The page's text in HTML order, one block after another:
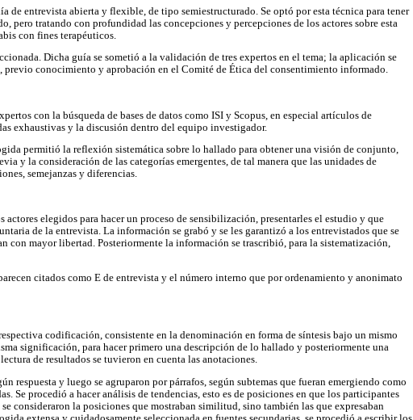
de entrevista abierta y flexible, de tipo semiestructurado. Se optó por esta técnica para tener
pero tratando con profundidad las concepciones y percepciones de los actores sobre esta
con fines terapéuticos.
Dicha guía se sometió a la validación de tres expertos en el tema; la aplicación se
previo conocimiento y aprobación en el Comité de Ética del consentimiento informado.
con la búsqueda de bases de datos como ISI y Scopus, en especial artículos de
exhaustivas y la discusión dentro del equipo investigador.
permitió la reflexión sistemática sobre lo hallado para obtener una visión de conjunto,
y la consideración de las categorías emergentes, de tal manera que las unidades de
semejanzas y diferencias.
elegidos para hacer un proceso de sensibilización, presentarles el estudio y que
de la entrevista. La información se grabó y se les garantizó a los entrevistados que se
con mayor libertad. Posteriormente la información se trascribió, para la sistematización,
citados como E de entrevista y el número interno que por ordenamiento y anonimato
codificación, consistente en la denominación en forma de síntesis bajo un mismo
significación, para hacer primero una descripción de lo hallado y posteriormente una
de resultados se tuvieron en cuenta las anotaciones.
respuesta y luego se agruparon por párrafos, según subtemas que fueran emergiendo como
Se procedió a hacer análisis de tendencias, esto es de posiciones en que los participantes
consideraron la posiciones que mostraban similitud, sino también las que expresaban